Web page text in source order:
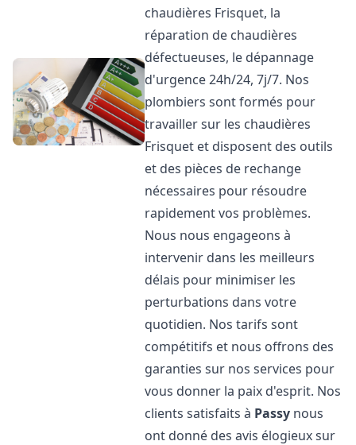
chaudières Frisquet, la
réparation de chaudières
défectueuses, le dépannage
d'urgence 24h/24, 7j/7. Nos
plombiers sont formés pour
travailler sur les chaudières
Frisquet et disposent des outils
et des pièces de rechange
nécessaires pour résoudre
rapidement vos problèmes.
Nous nous engageons à
intervenir dans les meilleurs
délais pour minimiser les
perturbations dans votre
quotidien. Nos tarifs sont
compétitifs et nous offrons des
garanties sur nos services pour
vous donner la paix d'esprit. Nos
clients satisfaits à Passy nous
ont donné des avis élogieux sur